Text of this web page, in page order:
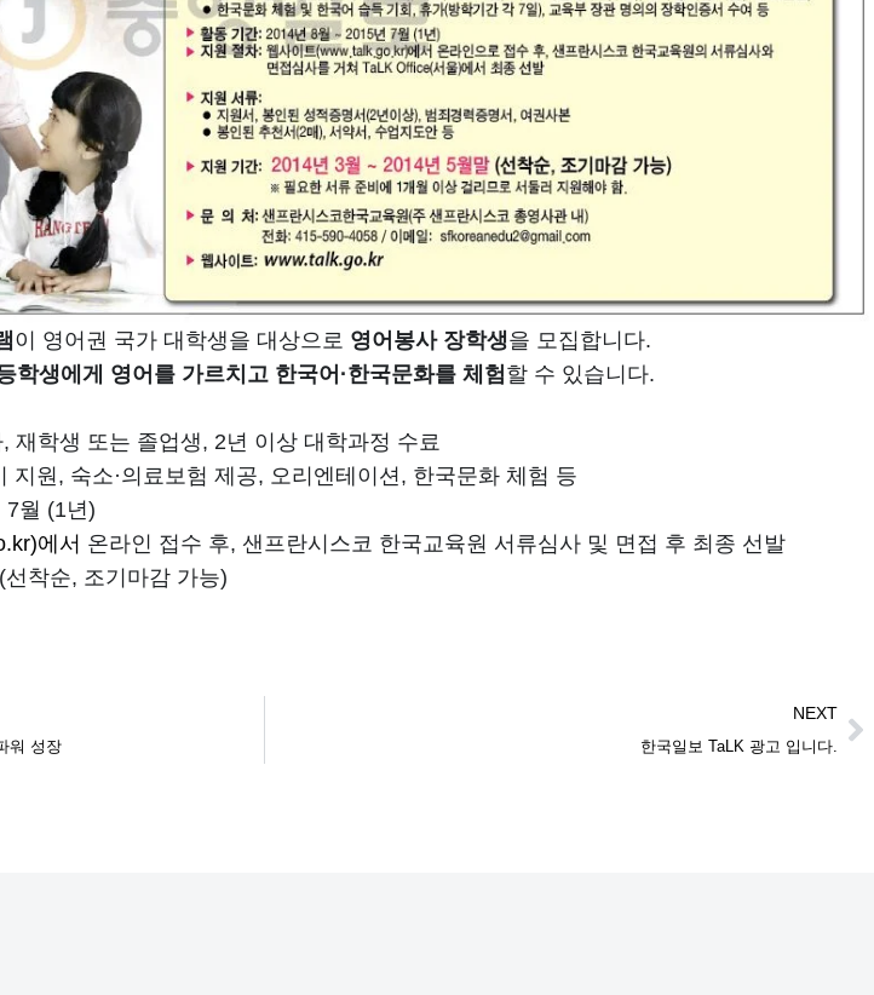
이 영어권 국가 대학생을 대상으로 영어봉사 장학생을 모집합니다.
학생에게 영어를 가르치고 한국어·한국문화를 체험할 수 있습니다.
재학생 또는 졸업생, 2년 이상 대학과정 수료
지원, 숙소·의료보험 제공, 오리엔테이션, 한국문화 체험 등
7월 (1년)
에서 온라인 접수 후, 샌프란시스코 한국교육원 서류심사 및 면접 후 최종 선발
착순, 조기마감 가능)
워 성장
NEXT
한국일보 TaLK 광고 입니다.